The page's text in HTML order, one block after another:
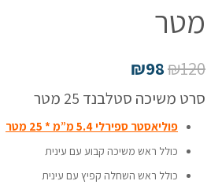
מטר
₪120
₪98
סרט משיכה סטלבנד 25 מטר
פוליאסטר ספירלי 5.4 מ”מ * 25 מטר
כולל ראש משיכה קבוע עם עינית
כולל ראש השחלה קפיץ עם עינית